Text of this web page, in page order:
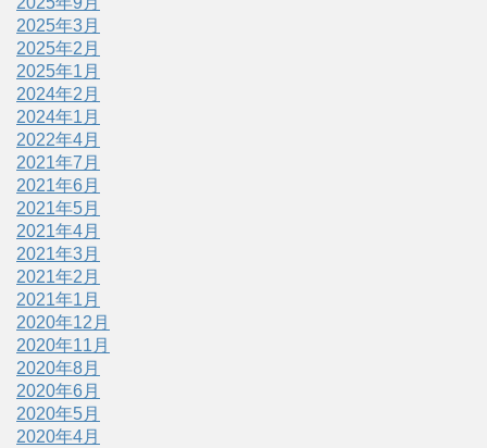
2025年3月
2025年2月
2025年1月
2024年2月
2024年1月
2022年4月
2021年7月
2021年6月
2021年5月
2021年4月
2021年3月
2021年2月
2021年1月
2020年12月
2020年11月
2020年8月
2020年6月
2020年5月
2020年4月